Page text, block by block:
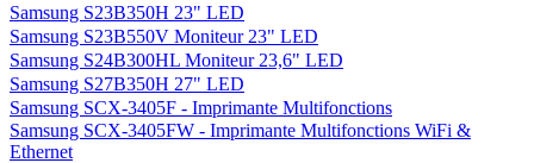
Samsung S23B350H 23" LED
Samsung S23B550V Moniteur 23" LED
Samsung S24B300HL Moniteur 23,6" LED
Samsung S27B350H 27" LED
Samsung SCX-3405F - Imprimante Multifonctions
Samsung SCX-3405FW - Imprimante Multifonctions WiFi &
Ethernet